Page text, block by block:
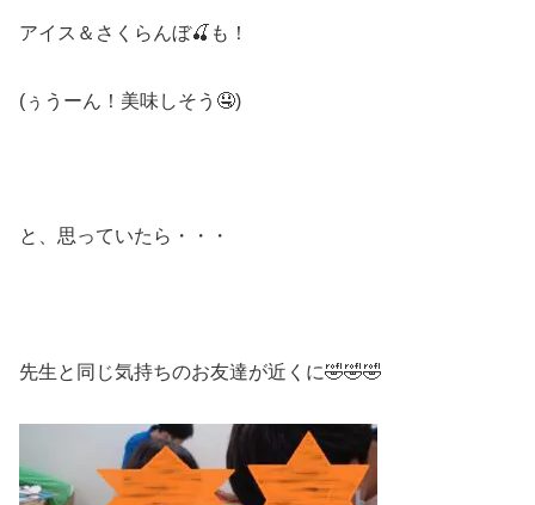
アイス＆さくらんぼ🍒も！
(ぅうーん！美味しそう🤤)
と、思っていたら・・・
先生と同じ気持ちのお友達が近くに🤣🤣🤣